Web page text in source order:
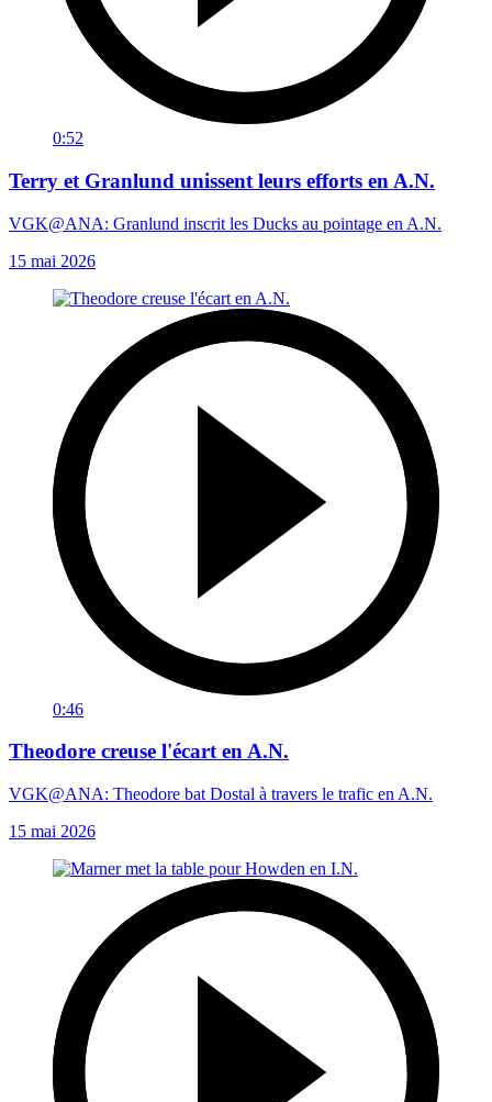
0:52
Terry et Granlund unissent leurs efforts en A.N.
VGK@ANA: Granlund inscrit les Ducks au pointage en A.N.
15 mai 2026
0:46
Theodore creuse l'écart en A.N.
VGK@ANA: Theodore bat Dostal à travers le trafic en A.N.
15 mai 2026